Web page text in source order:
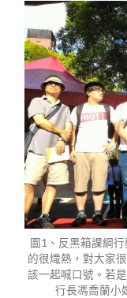
圖1、反黒箱課綱
的很熾熱，對大家
該一起喊口號。若
行長馮喬蘭小